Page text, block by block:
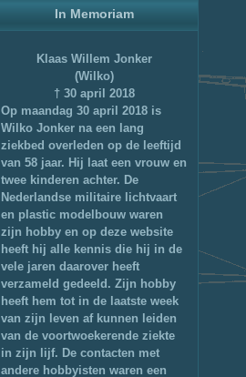
In Memoriam
Klaas Willem Jonker
(Wilko)
† 30 april 2018
Op maandag 30 april 2018 is
Wilko Jonker na een lang
ziekbed overleden op de leeftijd
van 58 jaar. Hij laat een vrouw en
twee kinderen achter. De
Nederlandse militaire lichtvaart
en plastic modelbouw waren
zijn hobby en op deze website
heeft hij alle kennis die hij in de
vele jaren daarover heeft
verzameld gedeeld. Zijn hobby
heeft hem tot in de laatste week
van zijn leven af kunnen leiden
van de voortwoekerende ziekte
in zijn lijf. De contacten met
andere hobbyisten waren een